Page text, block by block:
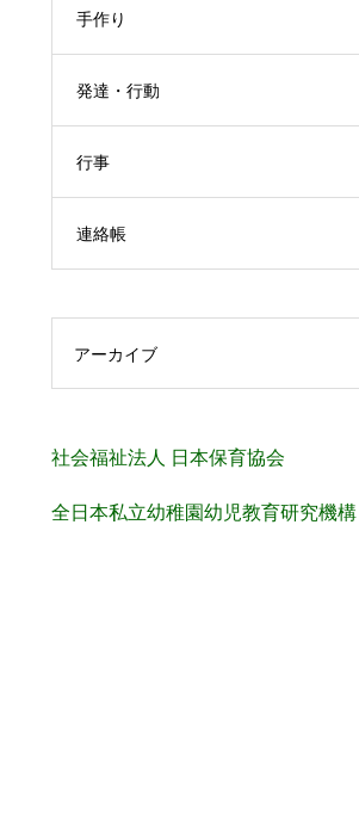
手作り
発達・行動
行事
連絡帳
アーカイブ
社会福祉法人 日本保育協会
全日本私立幼稚園幼児教育研究機構